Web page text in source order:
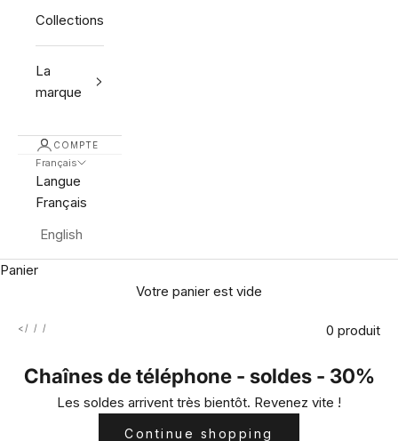
Collections
La
marque
COMPTE
Français
Langue
Français
English
Panier
Votre panier est vide
< 0 produit
Chaînes de téléphone - soldes - 30%
Les soldes arrivent très bientôt. Revenez vite !
Continue shopping